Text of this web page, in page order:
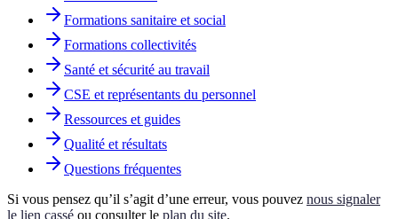
Formations sanitaire et social
Formations collectivités
Santé et sécurité au travail
CSE et représentants du personnel
Ressources et guides
Qualité et résultats
Questions fréquentes
Si vous pensez qu’il s’agit d’une erreur, vous pouvez nous signaler
le lien cassé ou consulter le plan du site.